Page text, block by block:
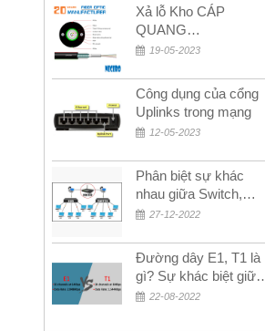
Xả lỗ Kho CÁP
QUANG
MULTIMODE CÁP
MULTIMODE 4-8-12-
24Fo SỢI OM1-OM2-
OM3 Siêu Rẻ 5k
19-05-2023
Công dụng của cổng
Uplinks trong mạng
12-05-2023
Phân biệt sự khác
nhau giữa Switch,
Router và Hub
27-12-2022
Đường dây E1, T1 là
gì? Sự khác biệt giữa
E1 và T1
22-08-2022